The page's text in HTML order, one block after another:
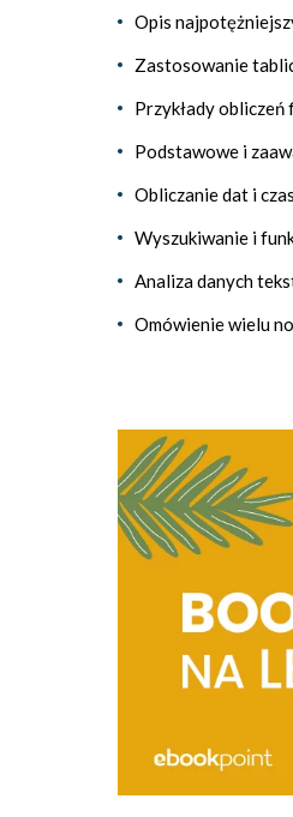
Opis
Zastosowanie
Przykłady obliczeń
Podstawowe i
Obliczanie dat i
Wyszukiwanie i
Analiza danych
Omówienie wielu